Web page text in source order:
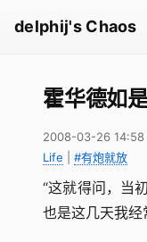
delphij's Chaos
霍华德如
2008-03-26 14:58
Life
#有炮就放
“这就得问，当
也是这几天我经